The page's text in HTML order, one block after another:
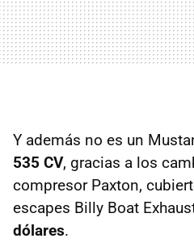
Y además no es un
535 CV, gracias a los
compresor Paxton,
escapes Billy Boat
dólares.